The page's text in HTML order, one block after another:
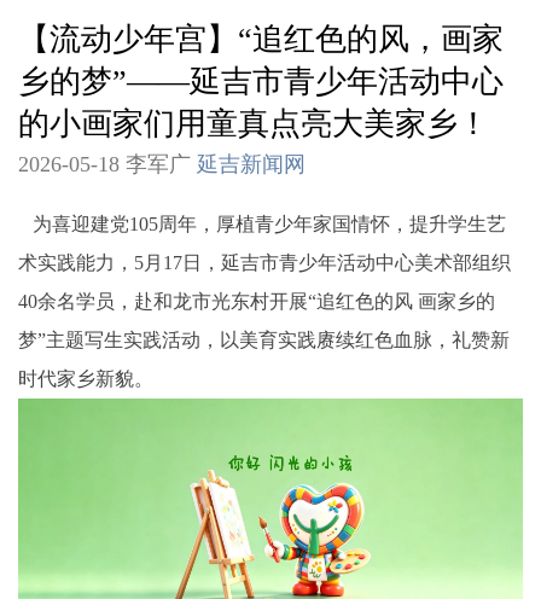
【流动少年宫】“追红色的风，画家
乡的梦”——延吉市青少年活动中心
的小画家们用童真点亮大美家乡！
2026-05-18 李军广 延吉新闻网
为喜迎建党105周年，厚植青少年家国情怀，提升学生艺
术实践能力，5月17日，延吉市青少年活动中心美术部组织
40余名学员，赴和龙市光东村开展“追红色的风 画家乡的
梦”主题写生实践活动，以美育实践赓续红色血脉，礼赞新
时代家乡新貌。